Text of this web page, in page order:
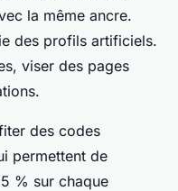
la même ancre.
des profils artificiels.
viser des pages
des codes
permettent de
% sur chaque